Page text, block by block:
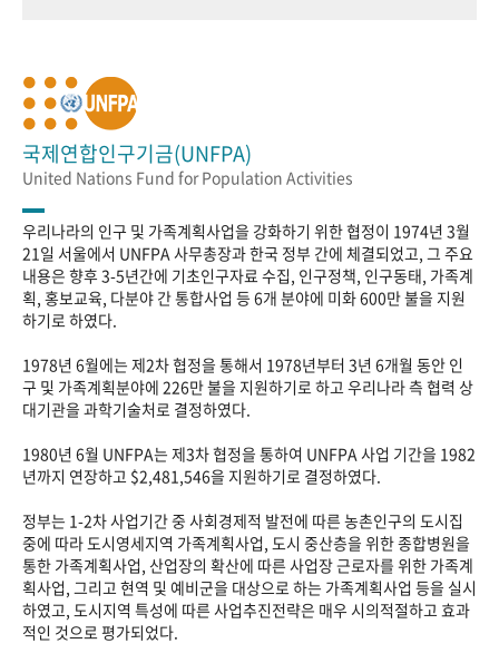
국제연합인구기금(UNFPA)
United Nations Fund for Population Activities
우리나라의 인구 및 가족계획사업을 강화하기 위한 협정이 1974년 3월
21일 서울에서 UNFPA 사무총장과 한국 정부 간에 체결되었고, 그 주요
내용은 향후 3-5년간에 기초인구자료 수집, 인구정책, 인구동태, 가족계
획, 홍보교육, 다분야 간 통합사업 등 6개 분야에 미화 600만 불을 지원
하기로 하였다.
1978년 6월에는 제2차 협정을 통해서 1978년부터 3년 6개월 동안 인
구 및 가족계획분야에 226만 불을 지원하기로 하고 우리나라 측 협력 상
대기관을 과학기술처로 결정하였다.
1980년 6월 UNFPA는 제3차 협정을 통하여 UNFPA 사업 기간을 1982
년까지 연장하고 $2,481,546을 지원하기로 결정하였다.
정부는 1-2차 사업기간 중 사회경제적 발전에 따른 농촌인구의 도시집
중에 따라 도시영세지역 가족계획사업, 도시 중산층을 위한 종합병원을
통한 가족계획사업, 산업장의 확산에 따른 사업장 근로자를 위한 가족계
획사업, 그리고 현역 및 예비군을 대상으로 하는 가족계획사업 등을 실시
하였고, 도시지역 특성에 따른 사업추진전략은 매우 시의적절하고 효과
적인 것으로 평가되었다.